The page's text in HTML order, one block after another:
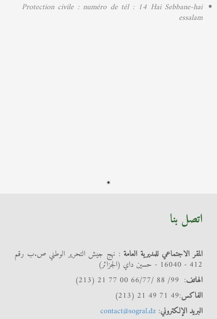
Protection civile : numéro de tél : 14 Hai Sebbane-hai
essalam
اتصل بنا
المقر الاجتماعي للمديرية العامة : نهج جيش التحرير الوطني ص.ب رقم
412 - 16040 - حسين داي (الجزائر)
الهاتف: 99/ 88 /66/77 00 77 21 (213)
الفاكس:49 71 49 21 (213)
البريد الإلكتروني:
contact@sogral.dz